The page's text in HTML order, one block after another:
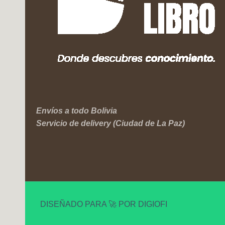
Envíos a todo Bolivia
Servicio de delivery (Ciudad de La Paz)
DISEÑADO PARA 🚀 POR DIGIOFI